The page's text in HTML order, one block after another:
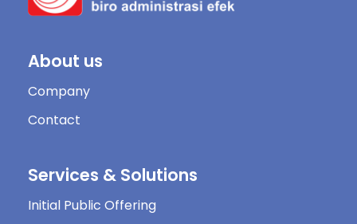
About us
Company
Contact
Services & Solutions
Initial Public Offering